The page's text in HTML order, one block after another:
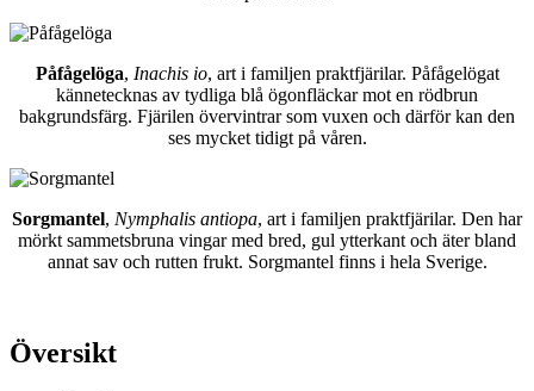
Påfågelöga, Inachis io, art i familjen praktfjärilar. Påfågelögat
kännetecknas av tydliga blå ögonfläckar mot en rödbrun
bakgrundsfärg. Fjärilen övervintrar som vuxen och därför kan den
ses mycket tidigt på våren.
Sorgmantel, Nymphalis antiopa, art i familjen praktfjärilar. Den har
mörkt sammetsbruna vingar med bred, gul ytterkant och äter bland
annat sav och rutten frukt. Sorgmantel finns i hela Sverige.
Översikt